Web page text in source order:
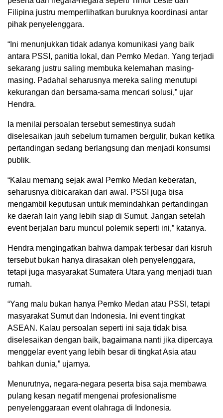
Filipina justru memperlihatkan buruknya koordinasi antar
pihak penyelenggara.
“Ini menunjukkan tidak adanya komunikasi yang baik
antara PSSI, panitia lokal, dan Pemko Medan. Yang terjadi
sekarang justru saling membuka kelemahan masing-
masing. Padahal seharusnya mereka saling menutupi
kekurangan dan bersama-sama mencari solusi,” ujar
Hendra.
Ia menilai persoalan tersebut semestinya sudah
diselesaikan jauh sebelum turnamen bergulir, bukan ketika
pertandingan sedang berlangsung dan menjadi konsumsi
publik.
“Kalau memang sejak awal Pemko Medan keberatan,
seharusnya dibicarakan dari awal. PSSI juga bisa
mengambil keputusan untuk memindahkan pertandingan
ke daerah lain yang lebih siap di Sumut. Jangan setelah
event berjalan baru muncul polemik seperti ini,” katanya.
Hendra mengingatkan bahwa dampak terbesar dari kisruh
tersebut bukan hanya dirasakan oleh penyelenggara,
tetapi juga masyarakat Sumatera Utara yang menjadi tuan
rumah.
“Yang malu bukan hanya Pemko Medan atau PSSI, tetapi
masyarakat Sumut dan Indonesia. Ini event tingkat
ASEAN. Kalau persoalan seperti ini saja tidak bisa
diselesaikan dengan baik, bagaimana nanti jika dipercaya
menggelar event yang lebih besar di tingkat Asia atau
bahkan dunia,” ujarnya.
Menurutnya, negara-negara peserta bisa saja membawa
pulang kesan negatif mengenai profesionalisme
penyelenggaraan event olahraga di Indonesia.